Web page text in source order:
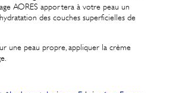
AORES apportera à votre peau un
des couches superficielles de
une peau propre, appliquer la crème